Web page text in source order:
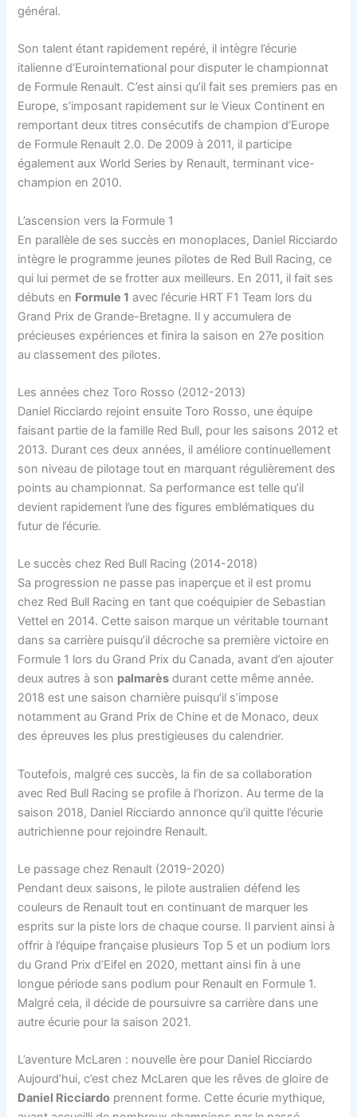
général.
Son talent étant rapidement repéré, il intègre l’écurie
italienne d’Eurointernational pour disputer le championnat
de Formule Renault. C’est ainsi qu’il fait ses premiers pas en
Europe, s’imposant rapidement sur le Vieux Continent en
remportant deux titres consécutifs de champion d’Europe
de Formule Renault 2.0. De 2009 à 2011, il participe
également aux World Series by Renault, terminant vice-
champion en 2010.
L’ascension vers la Formule 1
En parallèle de ses succès en monoplaces, Daniel Ricciardo
intègre le programme jeunes pilotes de Red Bull Racing, ce
qui lui permet de se frotter aux meilleurs. En 2011, il fait ses
débuts en Formule 1 avec l’écurie HRT F1 Team lors du
Grand Prix de Grande-Bretagne. Il y accumulera de
précieuses expériences et finira la saison en 27e position
au classement des pilotes.
Les années chez Toro Rosso (2012-2013)
Daniel Ricciardo rejoint ensuite Toro Rosso, une équipe
faisant partie de la famille Red Bull, pour les saisons 2012 et
2013. Durant ces deux années, il améliore continuellement
son niveau de pilotage tout en marquant régulièrement des
points au championnat. Sa performance est telle qu’il
devient rapidement l’une des figures emblématiques du
futur de l’écurie.
Le succès chez Red Bull Racing (2014-2018)
Sa progression ne passe pas inaperçue et il est promu
chez Red Bull Racing en tant que coéquipier de Sebastian
Vettel en 2014. Cette saison marque un véritable tournant
dans sa carrière puisqu’il décroche sa première victoire en
Formule 1 lors du Grand Prix du Canada, avant d’en ajouter
deux autres à son palmarès durant cette même année.
2018 est une saison charnière puisqu’il s’impose
notamment au Grand Prix de Chine et de Monaco, deux
des épreuves les plus prestigieuses du calendrier.
Toutefois, malgré ces succès, la fin de sa collaboration
avec Red Bull Racing se profile à l’horizon. Au terme de la
saison 2018, Daniel Ricciardo annonce qu’il quitte l’écurie
autrichienne pour rejoindre Renault.
Le passage chez Renault (2019-2020)
Pendant deux saisons, le pilote australien défend les
couleurs de Renault tout en continuant de marquer les
esprits sur la piste lors de chaque course. Il parvient ainsi à
offrir à l’équipe française plusieurs Top 5 et un podium lors
du Grand Prix d’Eifel en 2020, mettant ainsi fin à une
longue période sans podium pour Renault en Formule 1.
Malgré cela, il décide de poursuivre sa carrière dans une
autre écurie pour la saison 2021.
L’aventure McLaren : nouvelle ère pour Daniel Ricciardo
Aujourd’hui, c’est chez McLaren que les rêves de gloire de
Daniel Ricciardo prennent forme. Cette écurie mythique,